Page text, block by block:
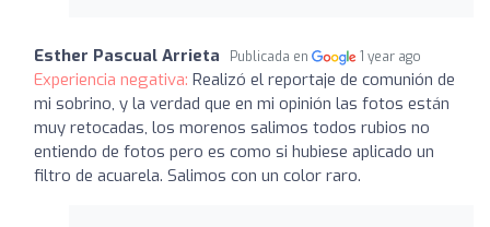
Esther Pascual Arrieta Publicada en 1 year ago
Experiencia negativa: Realizó el reportaje de comunión de
mi sobrino, y la verdad que en mi opinión las fotos están
muy retocadas, los morenos salimos todos rubios no
entiendo de fotos pero es como si hubiese aplicado un
filtro de acuarela. Salimos con un color raro.